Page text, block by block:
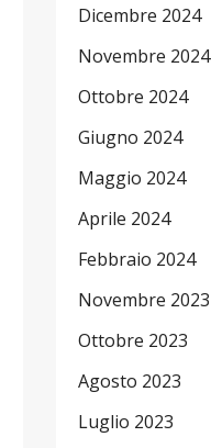
Dicembre 2024
Novembre 2024
Ottobre 2024
Giugno 2024
Maggio 2024
Aprile 2024
Febbraio 2024
Novembre 2023
Ottobre 2023
Agosto 2023
Luglio 2023